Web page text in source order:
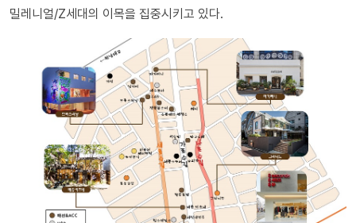
밀레니얼/Z세대의 이목을 집중시키고 있다.